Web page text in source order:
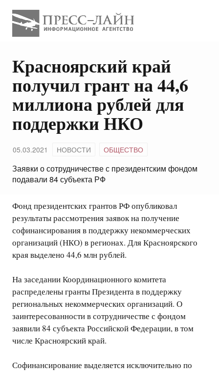
Красноярский край
получил грант на 44,6
миллиона рублей для
поддержки НКО
05.03.2021 НОВОСТИ ОБЩЕСТВО
Заявки о сотрудничестве с президентским фондом
подавали 84 субъекта РФ
Фонд президентских грантов РФ опубликовал
результаты рассмотрения заявок на получение
софинансирования в поддержку некоммерческих
организаций (НКО) в регионах. Для Красноярского
края выделено 44,6 млн рублей.
На заседании Координационного комитета
распределены гранты Президента в поддержку
региональных некоммерческих организаций. О
заинтересованности в сотрудничестве с фондом
заявили 84 субъекта Российской Федерации, в том
числе Красноярский край.
Софинансирование выделяется исключительно по